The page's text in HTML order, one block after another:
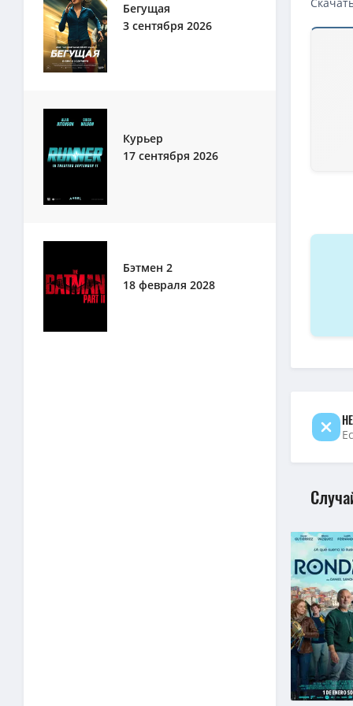
Бегущая
3 сентября 2026
Курьер
17 сентября 2026
Бэтмен 2
18 февраля 2028
1080p
1080p
4K —
1080p